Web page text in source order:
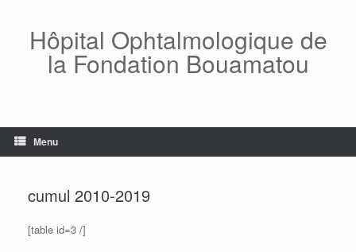
contentHôpital Ophtalmologique de
la Fondation Bouamatou
Menu
cumul 2010-2019
[table id=3 /]